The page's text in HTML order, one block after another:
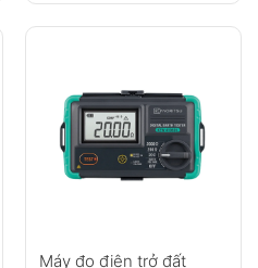
Máy đo điện trở đất